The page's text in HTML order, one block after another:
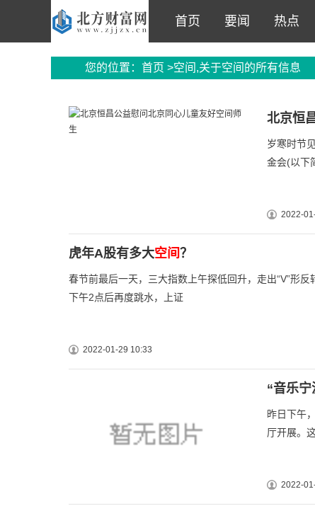
首页 要闻 热点
您的位置： 首页 >空间,关于空间的所有信息
北京恒
岁寒时节
金会(以下
2022-
虎年A股有多大空间？
春节前最后一天，三大指数上午探低回升，走出“V”形
下午2点后再度跳水，上证
2022-01-29 10:33
“音乐
昨日下午
厅开展。
2022-